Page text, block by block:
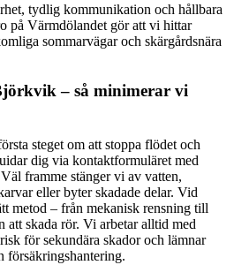
tydlig kommunikation och hållbara
på Värmdölandet gör att vi hittar
sommarvägar och skärgårdsnära
– så minimerar vi
steget om att stoppa flödet och
dig via kontaktformuläret med
framme stänger vi av vatten,
eller byter skadade delar. Vid
metod – från mekanisk rensning till
att skada rör. Vi arbetar alltid med
för sekundära skador och lämnar
försäkringshantering.